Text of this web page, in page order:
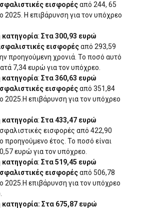
εισφορέςαπό 244, 65
2025. Η επιβάρυνση για τον υπόχρεο
κατηγορία: Στα 300,93 ευρώ
εισφορέςαπό 293,59
προηγούμενη χρονιά. Το ποσό αυτό
7,34 ευρώ για τον υπόχρεο.
κατηγορία: Στα 360,63 ευρώ
εισφορέςαπό 351,84
2025.Η επιβάρυνση για τον υπόχρεο
κατηγορία: Στα 433,47 ευρώ
εισφορές από 422,90
προηγούμενο έτος. Το ποσό είναι
ευρώ για τον υπόχρεο.
κατηγορία: Στα 519,45 ευρώ
εισφορέςαπό 506,78
2025.Η επιβάρυνση για τον υπόχρεο
κατηγορία: Στα 675,87 ευρώ